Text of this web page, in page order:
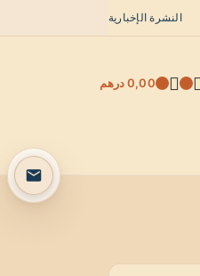
النشرة الإخبارية
0,00 درهم